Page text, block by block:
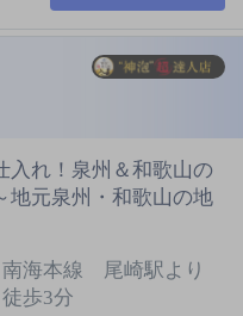
入れ！泉州＆和歌山の
地元泉州・和歌山の地
南海本線 尾崎駅より
徒歩3分